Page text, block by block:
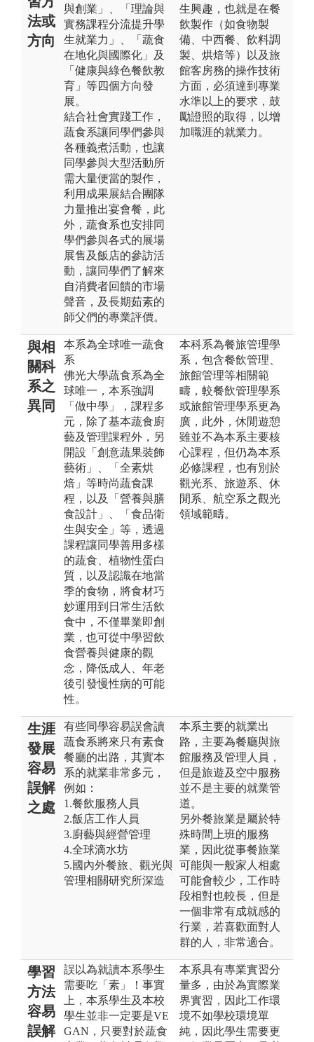
法或
方向
與創業」、「理論與
實務課程分流提升學
生就業力」、「蔬食
在地化與國際化」及
「健康與綠色餐飲教
育」等四個方向發
展。
結合社會實踐工作，
蔬食系讓同學們參與
各種義煮活動，也讓
同學參與大型活動所
需大量便當的製作，
利用成果展結合團隊
力量推出宴會餐，此
外，蔬食系也安排同
學們參與各式的展場
展售及飯店的參訪活
動，讓同學們了解來
自消費者回饋的市場
聲音，及長期茹素的
師父們的專業評價。
生興趣，也就是在餐
飲製作（如食物製
備、中西餐、飲料調
製、烘焙等）以及旅
館客房務的操作技術
方面，必須達到專業
水準以上的要求，鼓
勵證照的取得，以增
加職涯的就業力。
與相
關科
系之
異同
本系為全球唯一蔬食
系
佛光大學蔬食系為全
球唯一，本系強調
「做中學」，課程多
元，除了基本蔬食廚
藝及管理課程外，另
開設「創意蔬果裝飾
藝術」、「全素烘
焙」等時尚蔬食課
程，以及「營養與膳
食設計」、「食品衛
生與安全」等，透過
課程讓同學善用多樣
的蔬食、植物性蛋白
質，以及認識在地當
季的食物，將食材巧
妙運用到日常生活飲
食中，不僅畢業即創
業，也可從中學習飲
食營養與健康的觀
念，降低成人、年老
後引發慢性病的可能
性。
本科系為餐旅管理學
系，包含餐飲管理、
旅館管理等相關範
疇，較餐飲管理學系
或旅館管理學系更為
廣，此外，休閒遊憩
雖並不為本系主要核
心課程，但仍為本系
必修課程，也有別於
觀光系、旅遊系、休
閒系、航空系之觀光
領域範疇。
生涯
發展
容易
誤解
之處
有些同學容易誤會讀
蔬食系將來只有素食
餐廳的出路，其實本
系的就業非常多元，
例如：
1.餐飲服務人員
2.飯店工作人員
3.廚藝與經營管理
4.全球滴水坊
5.國內外餐旅、觀光與
管理相關研究所深造
本系主要的就業出
路，主要為餐廳與旅
館服務及管理人員，
但是旅遊及空中服務
並不是主要的就業管
道。
另外餐旅業是屬於特
殊時間上班的服務
業，因此從事餐旅業
可能與一般家人相處
可能會較少，工作時
段相對也較長，但是
一個非常有成就感的
行業，若喜歡面對人
群的人，非常適合。
學習
方法
容易
誤解
誤以為就讀本系學生
需要吃「素」！事實
上，本系學生及本校
學生並非一定要是VE
GAN，只要對於蔬食
本系具有專業實習分
量多，由於為實際業
界實習，因此工作環
境不如學校環境單
純，因此學生需要更